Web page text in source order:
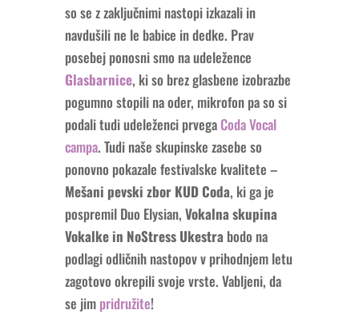
so se z zaključnimi nastopi izkazali in
navdušili ne le babice in dedke. Prav
posebej ponosni smo na udeležence
Glasbarnice, ki so brez glasbene izobrazbe
pogumno stopili na oder, mikrofon pa so si
podali tudi udeleženci prvega Coda Vocal
campa. Tudi naše skupinske zasebe so
ponovno pokazale festivalske kvalitete –
Mešani pevski zbor KUD Coda, ki ga je
pospremil Duo Elysian, Vokalna skupina
Vokalke in NoStress Ukestra bodo na
podlagi odličnih nastopov v prihodnjem letu
zagotovo okrepili svoje vrste. Vabljeni, da
se jim pridružite!